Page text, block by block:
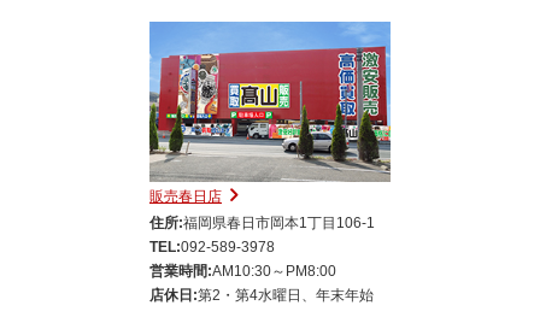
販売春日店
住所:福岡県春日市岡本1丁目106-1
TEL:092-589-3978
営業時間:AM10:30～PM8:00
店休日:第2・第4水曜日、年末年始